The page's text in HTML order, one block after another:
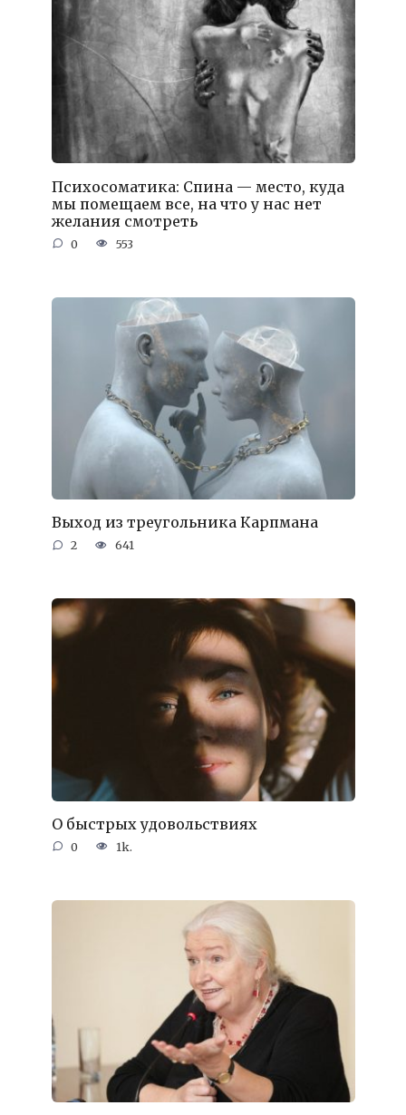
Психосоматика: Спина — место, куда
мы помещаем все, на что у нас нет
желания смотреть
0 553
Выход из треугольника Карпмана
2 641
О быстрых удовольствиях
0 1k.